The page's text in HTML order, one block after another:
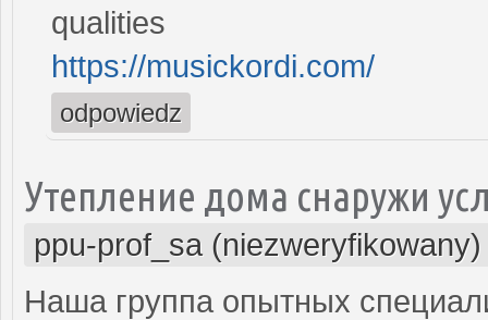
qualities
https://musickordi.com/
odpowiedz
Утепление дома снаружи
ppu-prof_sa (niezweryfikowany)
Наша группа опытных